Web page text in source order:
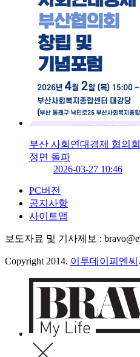
부산 사회연대경제 협의
정면 돌파
2026-03-27 10:46
PC버전
공지사항
사이트맵
보도자료 및 기사제보 :
Copyright 2014. 이투데이피엔씨